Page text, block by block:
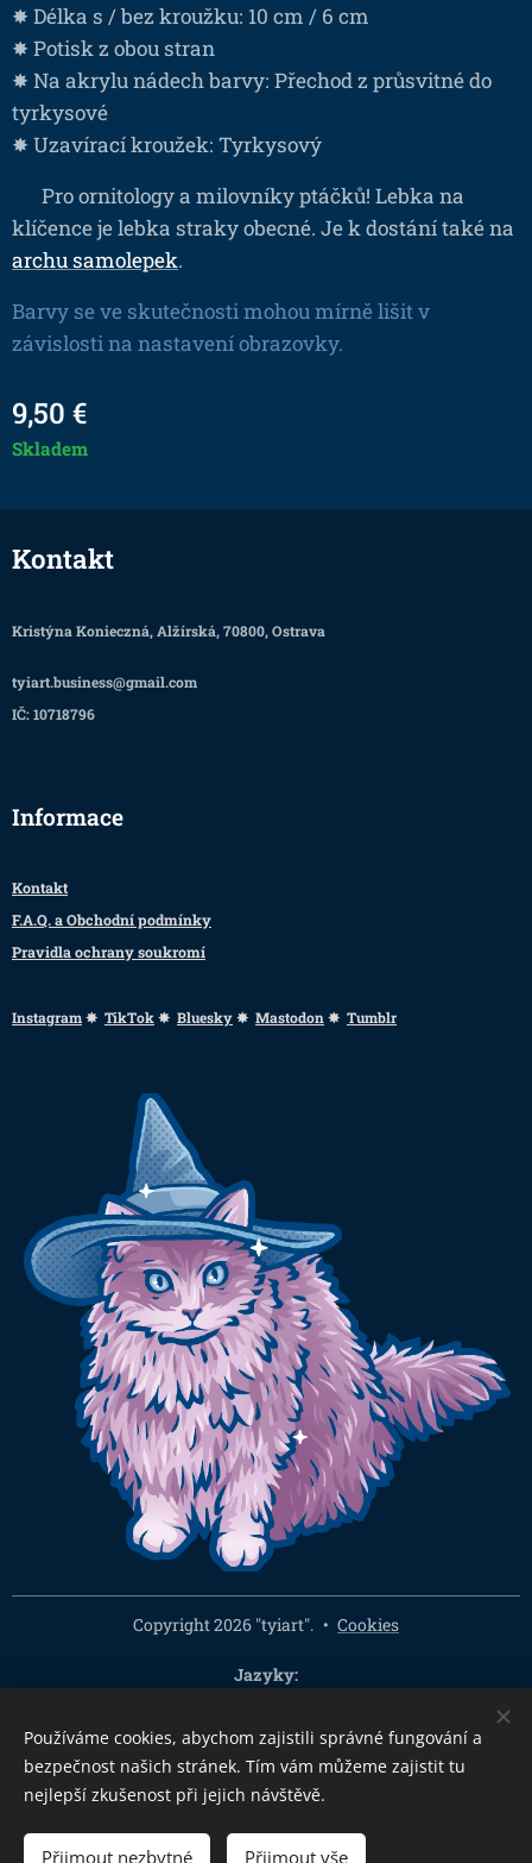
✸ Délka s / bez kroužku: 10 cm / 6 cm
✸ Potisk z obou stran
✸ Na akrylu nádech barvy: Přechod z průsvitné do
tyrkysové
✸ Uzavírací kroužek: Tyrkysový
❤ Pro ornitology a milovníky ptáčků! Lebka na
klíčence je lebka straky obecné. Je k dostání také na
archu samolepek.
Barvy se ve skutečnosti mohou mírně lišit v
závislosti na nastavení obrazovky.
9,50 €
Skladem
Kontakt
Kristýna Konieczná, Alžírská, 70800, Ostrava
tyiart.business@gmail.com
IČ: 10718796
Informace
Kontakt
F.A.Q. a Obchodní podmínky
Pravidla ochrany soukromí
Instagram✸ TikTok✸ Bluesky✸ Mastodon ✸ Tumblr
Copyright 2026 "tyiart". Cookies
Jazyky
Měna
CZK Kč
EUR € PLN zł CHF USD $ HUF Ft
Používáme cookies, abychom zajistili správné fungování a
bezpečnost našich stránek. Tím vám můžeme zajistit tu
nejlepší zkušenost při jejich návštěvě.
Přijmout nezbytné Přijmout vše